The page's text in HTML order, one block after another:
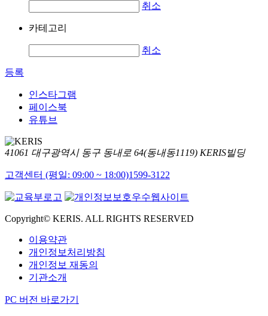
취소
카테고리
취소
등록
인스타그램
페이스북
유튜브
41061 대구광역시 동구 동내로 64(동내동1119) KERIS빌딩
고객센터 (평일: 09:00 ~ 18:00)1599-3122
Copyright© KERIS. ALL RIGHTS RESERVED
이용약관
개인정보처리방침
개인정보 재동의
기관소개
PC 버전 바로가기